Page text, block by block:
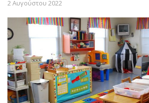
2 Αυγούστου 2022